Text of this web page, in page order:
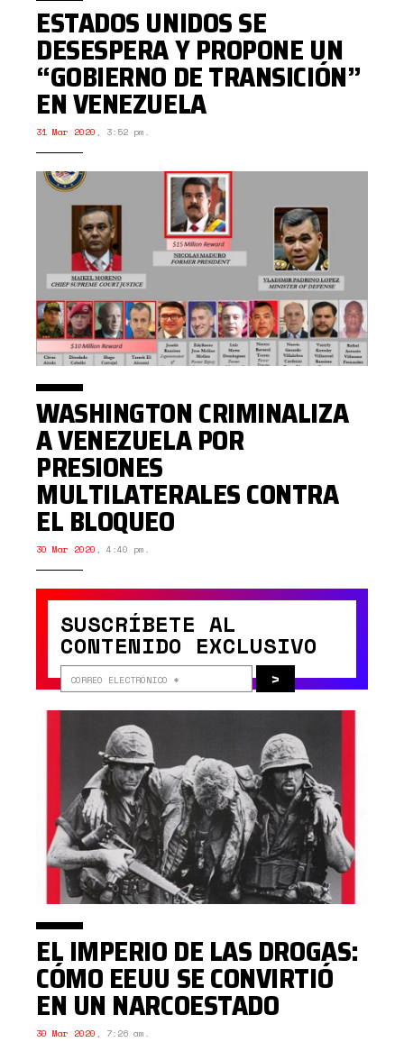
ESTADOS UNIDOS SE
DESESPERA Y PROPONE UN
“GOBIERNO DE TRANSICIÓN”
EN VENEZUELA
31 Mar 2020 , 3:52 pm.
SUSCRÍBETE AL
CONTENIDO EXCLUSIVO
>
WASHINGTON CRIMINALIZA
A VENEZUELA POR
PRESIONES
MULTILATERALES CONTRA
EL BLOQUEO
30 Mar 2020 , 4:40 pm.
EL IMPERIO DE LAS DROGAS:
CÓMO EEUU SE CONVIRTIÓ
EN UN NARCOESTADO
30 Mar 2020 , 7:26 am.